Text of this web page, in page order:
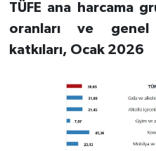
TÜFE ana harcama
oranları ve genel
katkıları, Ocak 2026